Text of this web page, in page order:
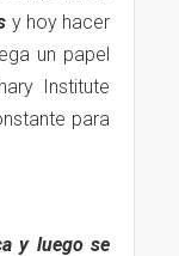
y hoy hacer
un papel
Institute
para
y luego se